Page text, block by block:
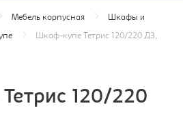
Мебель корпусная Шкафы и
Шкаф-купе Тетрис 120/220 ДЗ,
120/220